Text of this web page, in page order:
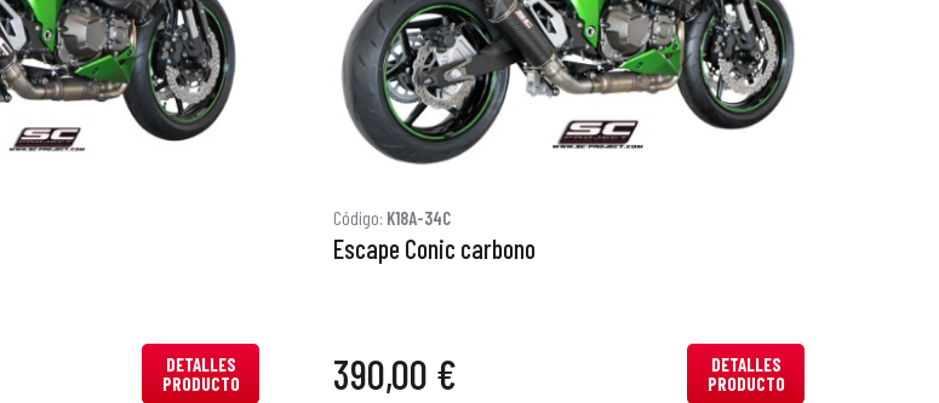
DETALLES
PRODUCTO
Código: K18A-34C
Escape Conic carbono
390,00 €
DETALLES
PRODUCTO